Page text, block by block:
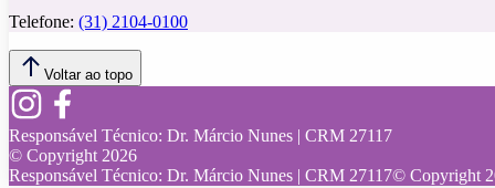
Telefone: (31) 2104-0100
Voltar ao topo
Responsável Técnico: Dr. Márcio Nunes | CRM 27117
© Copyright 2026
Responsável Técnico: Dr. Márcio Nunes | CRM 27117© Copyright